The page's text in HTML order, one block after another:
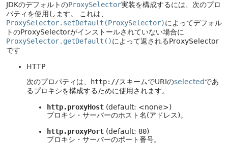
JDKのデフォルトのProxySelector実装を構成するには、次のプロ
パティを使用します。
これは、
ProxySelector.setDefault(ProxySelector)によってデフォル
トのProxySelectorがインストールされていない場合に
ProxySelector.getDefault()によって返されるProxySelector
です
HTTP
次のプロパティは、
http://スキームでURIのselectedであ
るプロキシを構成するために使用されます。
http.proxyHost (default: <none>)
プロキシ・サーバーのホスト名(アドレス)。
http.proxyPort (default: 80)
プロキシ・サーバーのポート番号。